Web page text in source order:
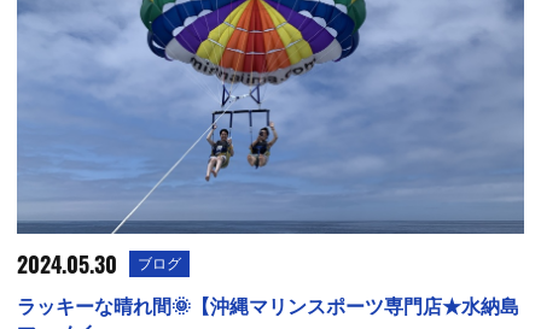
2024.05.30 ブログ
ラッキーな晴れ間🌞【沖縄マリンスポーツ専門店★水納島